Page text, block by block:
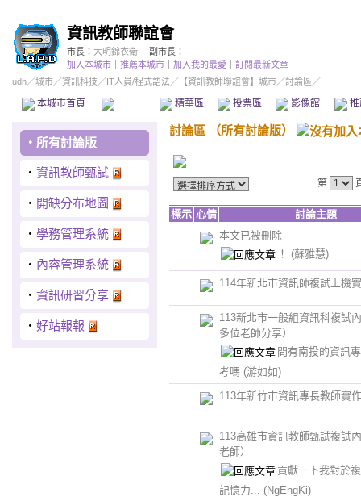
資訊教師聯誼會
市長： 大明錦衣衛
副市長：
加入本城市
推薦本城市 加入我的最愛
訂閱最新文章
udn／城市／資訊科技 ／IT人員/程式語法／ 【資訊教師聯誼會】城市／討論區／
本城市首頁 精華區 投票區 影像館
‧ 所有討論版
‧ 資訊教師甄試
‧ 開缺分布地圖
‧ 學務管理系統
‧ 內容管理系統
‧ 資訊研習分享
‧ 好站報報
討論區 （所有討論版）
第
標示 心情
討論主題
本文已被刪除
！ (蘇雅慧)
114年新北市資訊師複試上機
113新北市一般組資訊科複試
多位老師分享）
問有南投的資訊
考嗎 (游如如)
113年新竹市資訊專長教師實
113高雄市資訊教師甄試複試
老師）
貢獻一下我對於
記憶力... (NgEngKi)